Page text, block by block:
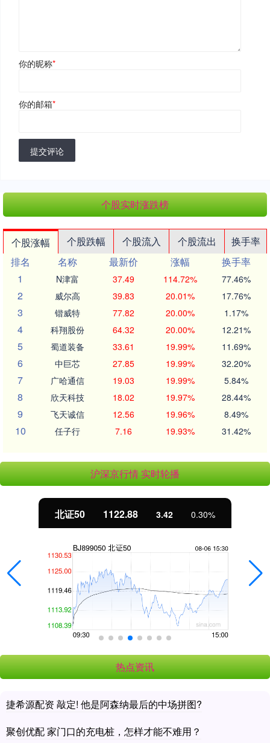
你的昵称*
你的邮箱*
提交评论
个股实时涨跌榜
个股涨幅 个股跌幅 个股流入 个股流出
换手率
排名
名称 最新价 涨幅
换手率
1
N津富 37.49 114.72% 77.46%
2 威尔高 39.83 20.01% 17.76%
3 锴威特 77.82 20.00% 1.17%
4 科翔股份 64.32 20.00% 12.21%
5 蜀道装备 33.61 19.99% 11.69%
6 中巨芯 27.85 19.99% 32.20%
7 广哈通信 19.03 19.99% 5.84%
8 欣天科技 18.02 19.97% 28.44%
9 飞天诚信 12.56 19.96% 8.49%
10 任子行 7.16 19.93% 31.42%
沪深京行情 实时轮播
北证50 1122.88 3.42 0.30%
热点资讯
捷希源配资 敲定! 他是阿森纳最后的中场拼图?
聚创优配 家门口的充电桩，怎样才能不难用？